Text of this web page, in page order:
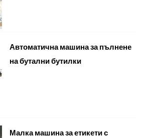
Автоматична машина за пълнене
на бутални бутилки
Малка машина за етикети с